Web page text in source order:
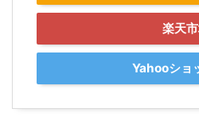
楽天
Yahooショ